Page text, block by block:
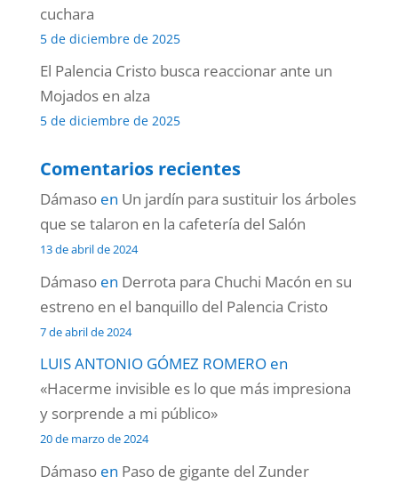
cuchara
5 de diciembre de 2025
El Palencia Cristo busca reaccionar ante un
Mojados en alza
5 de diciembre de 2025
Comentarios recientes
Dámasoen Un jardín para sustituir los árboles
que se talaron en la cafetería del Salón
13 de abril de 2024
Dámasoen Derrota para Chuchi Macón en su
estreno en el banquillo del Palencia Cristo
7 de abril de 2024
LUIS ANTONIO GÓMEZ ROMEROen
«Hacerme invisible es lo que más impresiona
y sorprende a mi público»
20 de marzo de 2024
Dámasoen Paso de gigante del Zunder